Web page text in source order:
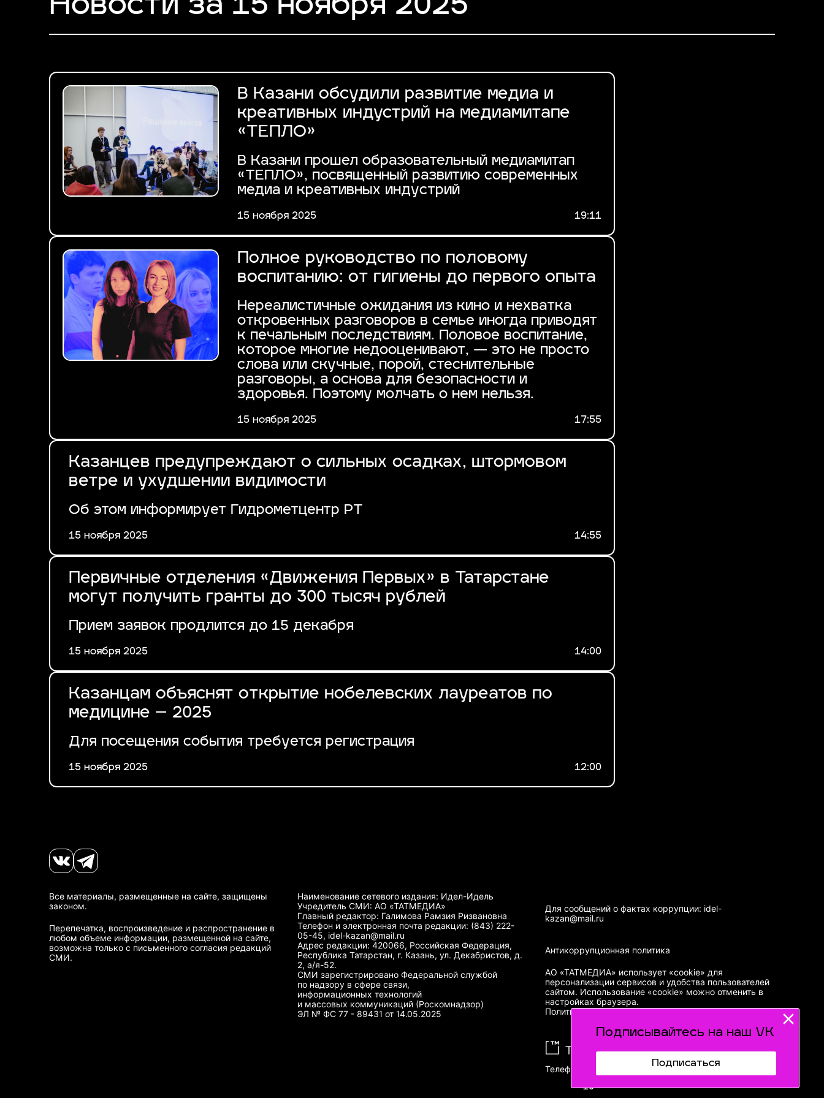
Новости за 15 ноября 2025
В Казани обсудили развитие медиа и
креативных индустрий на медиамитапе
«ТЕПЛО»
В Казани прошел образовательный медиамитап
«ТЕПЛО», посвященный развитию современных
медиа и креативных индустрий
15 ноября 2025 19:11
Полное руководство по половому
воспитанию: от гигиены до первого опыта
Нереалистичные ожидания из кино и нехватка
откровенных разговоров в семье иногда приводят
к печальным последствиям. Половое воспитание,
которое многие недооценивают, — это не просто
слова или скучные, порой, стеснительные
разговоры, а основа для безопасности и
здоровья. Поэтому молчать о нем нельзя.
15 ноября 2025 17:55
Казанцев предупреждают о сильных осадках, штормовом
ветре и ухудшении видимости
Об этом информирует Гидрометцентр РТ
15 ноября 2025 14:55
Первичные отделения «Движения Первых» в Татарстане
могут получить гранты до 300 тысяч рублей
Прием заявок продлится до 15 декабря
15 ноября 2025 14:00
Казанцам объяснят открытие нобелевских лауреатов по
медицине – 2025
Для посещения события требуется регистрация
15 ноября 2025 12:00
Подписывайтесь на наш VK
Подписаться
Все материалы, размещенные на сайте, защищены
законом.
Перепечатка, воспроизведение и распространение в
любом объеме информации, размещенной на сайте,
возможна только с письменного согласия редакций
СМИ.
Наименование сетевого издания: Идел-Идель
Учредитель СМИ: АО «ТАТМЕДИА»
Главный редактор: Галимова Рамзия Ризвановна
Телефон и электронная почта редакции: (843) 222-
05-45, idel-kazan@mail.ru
Адрес редакции: 420066, Российская Федерация,
Республика Татарстан, г. Казань, ул. Декабристов, д.
2, а/я-52.
СМИ зарегистрировано Федеральной службой
по надзору в сфере связи,
информационных технологий
и массовых коммуникаций (Роскомнадзор)
ЭЛ № ФС 77 - 89431 от 14.05.2025
Для сообщений о фактах коррупции: idel-
kazan@mail.ru
Антикоррупционная политика
АО «ТАТМЕДИА» использует «cookie» для
персонализации сервисов и удобства пользователей
сайтом. Использование «cookie» можно отменить в
настройках браузера.
Политика конфиденциальности
Телефон АО «ТАТМЕДИА»:(843) 222 09 84
16+